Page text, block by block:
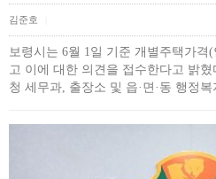
김준호
보령시는 6월 1일 기준 개별주택가격
고 이에 대한 의견을 접수한다고 밝
청 세무과, 출장소 및 읍·면·동 행정